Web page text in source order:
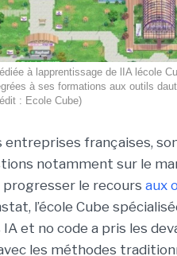
à lapprentissage de lIA lécole
à ses formations aux outils
: Ecole Cube)
entreprises françaises,
notamment sur le
le recours aux
l’école Cube
et no code a pris les
les méthodes